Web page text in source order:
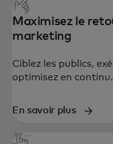
Maximisez le
marketing
Ciblez les publics,
optimisez en continu.
En savoir plus